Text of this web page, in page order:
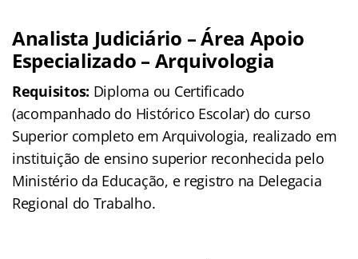
Analista Judiciário – Área Apoio
Especializado – Arquivologia
Requisitos: Diploma ou Certificado
(acompanhado do Histórico Escolar) do curso
Superior completo em Arquivologia, realizado em
instituição de ensino superior reconhecida pelo
Ministério da Educação, e registro na Delegacia
Regional do Trabalho.